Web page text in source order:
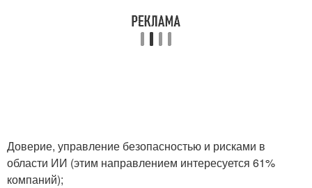
Доверие, управление безопасностью и рисками в
области ИИ (этим направлением интересуется 61%
компаний);